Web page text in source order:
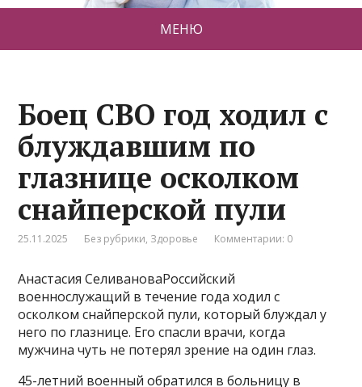
МЕНЮ
Боец СВО год ходил с
блуждавшим по
глазнице осколком
снайперской пули
25.11.2025 Без рубрики, Здоровье Комментарии: 0
Анастасия СеливановаРоссийский
военнослужащий в течение года ходил с
осколком снайперской пули, который блуждал у
него по глазнице. Его спасли врачи, когда
мужчина чуть не потерял зрение на один глаз.
45-летний военный обратился в больницу в